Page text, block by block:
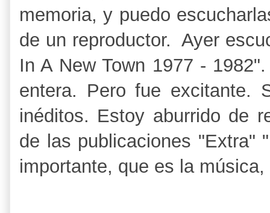
memoria, y puedo
de un reproductor. Ayer
In A New Town 1977 -
entera. Pero fue excitante.
inéditos. Estoy aburrido de
de las publicaciones "Extra"
importante, que es la